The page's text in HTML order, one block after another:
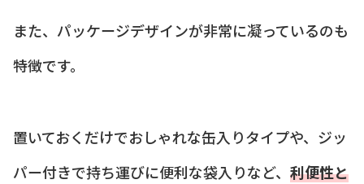
また、パッケージデザインが非常に凝っているのも
特徴です。
置いておくだけでおしゃれな缶入りタイプや、ジッ
パー付きで持ち運びに便利な袋入りなど、 利便性と